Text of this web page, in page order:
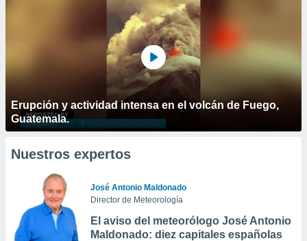
Erupción y actividad intensa en el volcán de Fuego,
Guatemala.
Nuestros expertos
José Antonio Maldonado
Director de Meteorología
El aviso del meteorólogo José Antonio
Maldonado: diez capitales españolas